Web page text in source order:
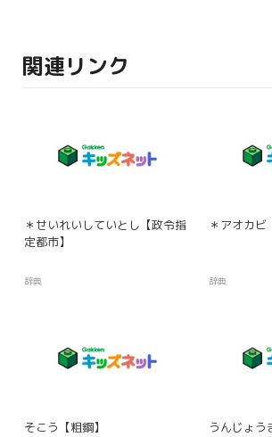
関連リンク
＊せいれいしていとし【政令指
定都市】
辞典
＊アオカビ
辞典
そこう【粗鋼】 うんじょう